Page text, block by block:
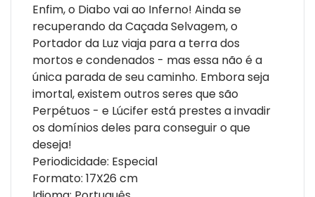
Enfim, o Diabo vai ao Inferno! Ainda se
recuperando da Caçada Selvagem, o
Portador da Luz viaja para a terra dos
mortos e condenados - mas essa não é a
única parada de seu caminho. Embora seja
imortal, existem outros seres que são
Perpétuos - e Lúcifer está prestes a invadir
os domínios deles para conseguir o que
deseja!
Periodicidade: Especial
Formato: 17X26 cm